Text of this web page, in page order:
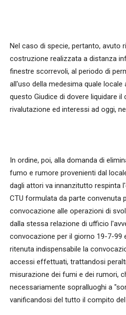
Nel caso di specie, pertanto, avuto
costruzione realizzata a distanza
finestre scorrevoli, al periodo di
all'uso della medesima quale locale
questo Giudice di dovere liquidare il
rivalutazione ed interessi ad oggi,
In ordine, poi, alla domanda di
fumo e rumore provenienti dal
dagli attori va innanzitutto respinta
CTU formulata da parte convenuta
convocazione alle operazioni di
dalla stessa relazione di ufficio
convocazione per il giorno 19-7-99
ritenuta indispensabile la
accessi effettuati, trattandosi
misurazione dei fumi e dei rumori,
necessariamente sopralluoghi a
vanificandosi del tutto il compito